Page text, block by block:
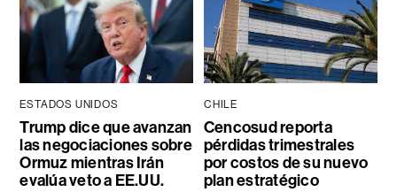
ESTADOS UNIDOS
Trump dice que avanzan
las negociaciones sobre
Ormuz mientras Irán
evalúa veto a EE.UU.
CHILE
Cencosud reporta
pérdidas trimestrales
por costos de su nuevo
plan estratégico